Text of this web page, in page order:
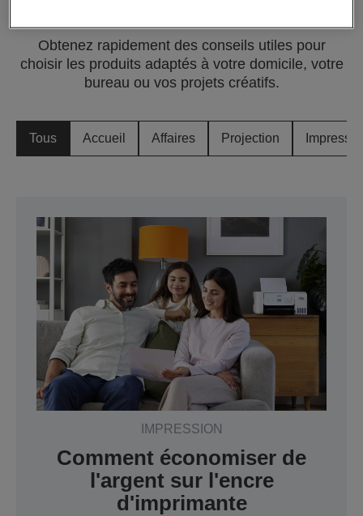
Obtenez rapidement des conseils utiles pour
choisir les produits adaptés à votre domicile, votre
bureau ou vos projets créatifs.
Tous Accueil Affaires Projection
IMPRESSION
Comment économiser de
l'argent sur l'encre
d'imprimante